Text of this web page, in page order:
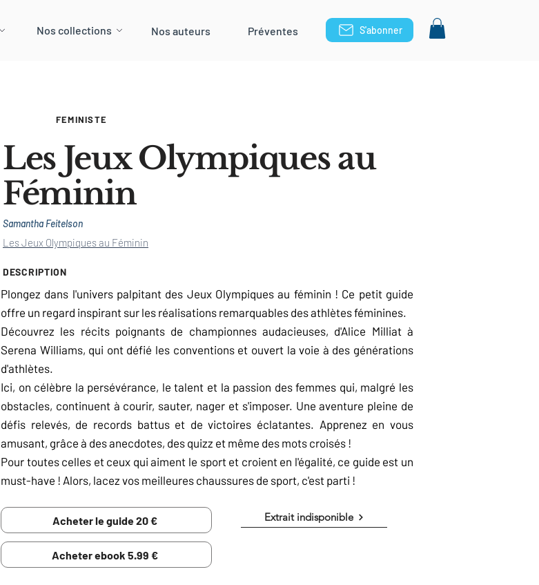
Nos collections Nos auteurs Préventes S'abonner
FEMINISTE
Les Jeux Olympiques au
Féminin
Samantha Feitelson
Les Jeux Olympiques au Féminin
DESCRIPTION
Plongez dans l'univers palpitant des Jeux Olympiques au féminin ! Ce petit guide
offre un regard inspirant sur les réalisations remarquables des athlètes féminines.
Découvrez les récits poignants de championnes audacieuses, d'Alice Milliat à
Serena Williams, qui ont défié les conventions et ouvert la voie à des générations
d'athlètes.
Ici, on célèbre la persévérance, le talent et la passion des femmes qui, malgré les
obstacles, continuent à courir, sauter, nager et s'imposer. Une aventure pleine de
défis relevés, de records battus et de victoires éclatantes. Apprenez en vous
amusant, grâce à des anecdotes, des quizz et même des mots croisés !
Pour toutes celles et ceux qui aiment le sport et croient en l'égalité, ce guide est un
must-have ! Alors, lacez vos meilleures chaussures de sport, c'est parti !
Acheter le guide 20 € Extrait indisponible
Acheter ebook 5.99 €